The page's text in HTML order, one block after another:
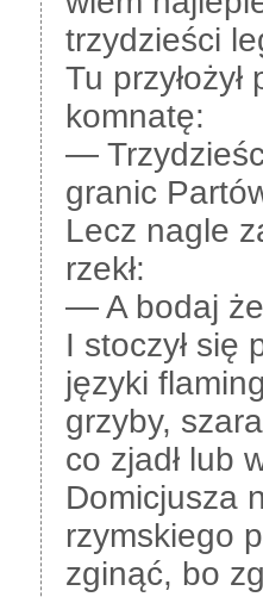
trzydzieści
Tu
komnatę:
—
granic
Lecz nagle
rzekł:
— A bodaj
I stoczył się
języki
grzyby,
co zjadł lub
Domicjusza
rzymskiego
zginąć, bo